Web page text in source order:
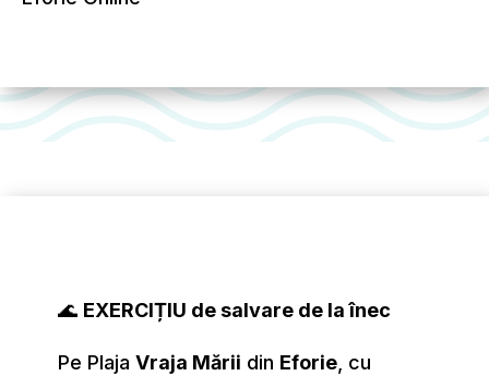
🌊 EXERCIȚIU de salvare de la înec
Pe Plaja Vraja Mării din Eforie, cu